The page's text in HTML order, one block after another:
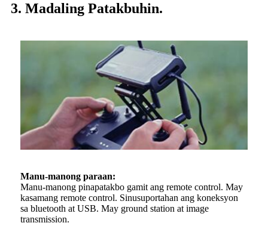
3. Madaling Patakbuhin.
Manu-manong paraan:
Manu-manong pinapatakbo gamit ang remote control. May
kasamang remote control. Sinusuportahan ang koneksyon
sa bluetooth at USB. May ground station at image
transmission.